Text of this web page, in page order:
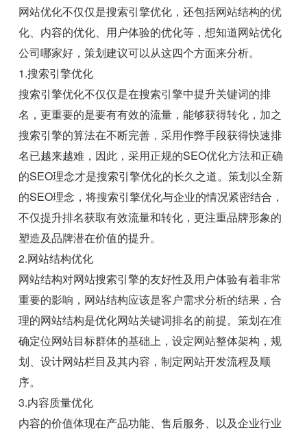
网站优化不仅仅是搜索引擎优化，还包括网站结构的优
化、内容的优化、用户体验的优化等，想知道网站优化
公司哪家好，策划建议可以从这四个方面来分析。
1.搜索引擎优化
搜索引擎优化不仅仅是在搜索引擎中提升关键词的排
名，更重要的是要有有效的流量，能够获得转化，加之
搜索引擎的算法在不断完善，采用作弊手段获得快速排
名已越来越难，因此，采用正规的SEO优化方法和正确
的SEO理念才是搜索引擎优化的长久之道。策划以全新
的SEO理念，将搜索引擎优化与企业的情况紧密结合，
不仅提升排名获取有效流量和转化，更注重品牌形象的
塑造及品牌潜在价值的提升。
2.网站结构优化
网站结构对网站搜索引擎的友好性及用户体验有着非常
重要的影响，网站结构应该是客户需求分析的结果，合
理的网站结构是优化网站关键词排名的前提。策划在准
确定位网站目标群体的基础上，设定网站整体架构，规
划、设计网站栏目及其内容，制定网站开发流程及顺
序。
3.内容质量优化
内容的价值体现在产品功能、售后服务、以及企业行业